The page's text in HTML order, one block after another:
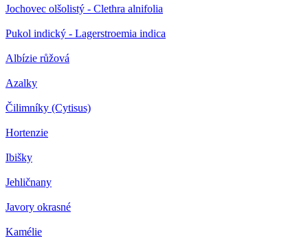
Jochovec olšolistý - Clethra alnifolia
Pukol indický - Lagerstroemia indica
Albízie růžová
Azalky
Čilimníky (Cytisus)
Hortenzie
Ibišky
Jehličnany
Javory okrasné
Kamélie